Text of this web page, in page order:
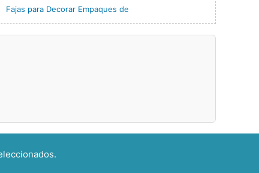
Fajas para Decorar Empaques de